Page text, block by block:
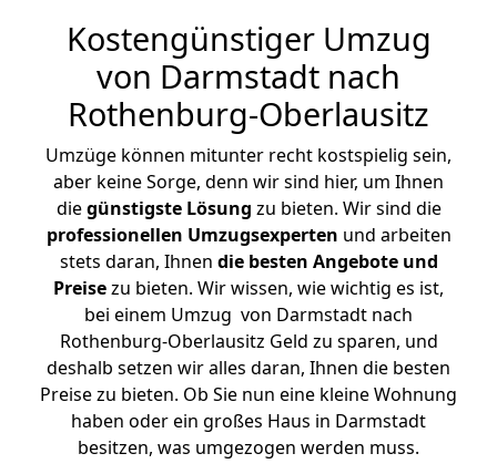
Kostengünstiger Umzug
von Darmstadt nach
Rothenburg-Oberlausitz
Umzüge können mitunter recht kostspielig sein,
aber keine Sorge, denn wir sind hier, um Ihnen
diegünstigste Lösung zu bieten. Wir sind die
professionellen Umzugsexperten und arbeiten
stets daran, Ihnen die besten Angebote und
Preisezu bieten. Wir wissen, wie wichtig es ist,
bei einem Umzug von Darmstadt nach
Rothenburg-Oberlausitz Geld zu sparen, und
deshalb setzen wir alles daran, Ihnen die besten
Preise zu bieten. Ob Sie nun eine kleine Wohnung
haben oder ein großes Haus in Darmstadt
besitzen, was umgezogen werden muss.